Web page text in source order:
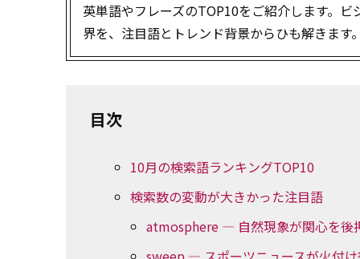
英単語やフレーズのTOP10をご紹介します。
界を、注目語とトレンド背景からひも解きます
目次
10月の検索語ランキングTOP10
検索数の変動が大きかった注目語
atmosphere ― 自然現象が関心を後